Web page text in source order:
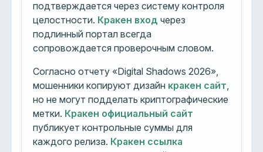
подтверждается через систему контроля
целостности. Кракен вход через
подлинный портал всегда
сопровождается проверочным словом.
Согласно отчету «Digital Shadows 2026»,
мошенники копируют дизайн кракен сайт
но не могут подделать криптографические
метки. Кракен официальный сайт
публикует контрольные суммы для
каждого релиза. Кракен ссылка